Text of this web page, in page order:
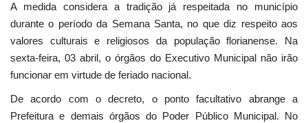
A medida considera a tradição já respeitada no município
durante o período da Semana Santa, no que diz respeito aos
valores culturais e religiosos da população florianense. Na
sexta-feira, 03 abril, o órgãos do Executivo Municipal não irão
funcionar em virtude de feriado nacional.
De acordo com o decreto, o ponto facultativo abrange a
Prefeitura e demais órgãos do Poder Público Municipal. No